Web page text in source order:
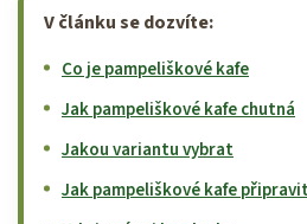
V článku se dozvíte:
Co je pampeliškové kafe
Jak pampeliškové kafe chutná
Jakou variantu vybrat
Jak pampeliškové kafe